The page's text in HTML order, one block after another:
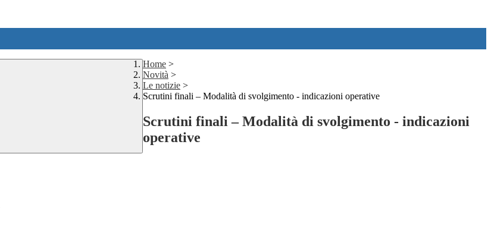
Home >
Novità >
Le notizie >
Scrutini finali – Modalità di svolgimento - indicazioni operative
Scrutini finali – Modalità di svolgimento - indicazioni
operative